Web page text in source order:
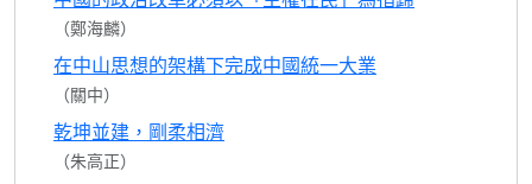
（鄭海麟）
在中山思想的架構下完成中國統一大業
（關中）
乾坤並建，剛柔相濟
（朱高正）